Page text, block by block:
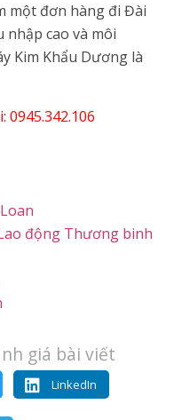
một đơn hàng đi Đài
nhập cao và môi
Kim Khẩu Dương là
0945.342.106
động Thương binh
giá bài viết
LinkedIn